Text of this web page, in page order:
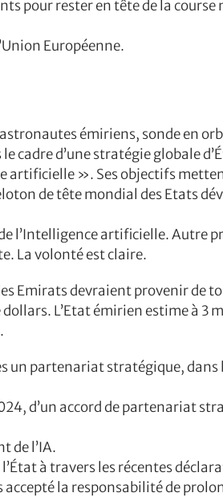
pour rester en tête de la
Européenne.
émiriens, sonde en
cadre d’une stratégie globale
artificielle ». Ses objectifs
de tête mondial des Etats
l’Intelligence artificielle. Autre
La volonté est claire.
Emirats devraient provenir de
L’Etat émirien estime à 3
un partenariat stratégique, dans
d’un accord de partenariat
de l’IA.
à travers les récentes
la responsabilité de